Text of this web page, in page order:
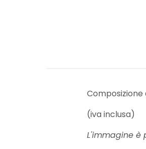
(iva inclusa)
L'immagine è